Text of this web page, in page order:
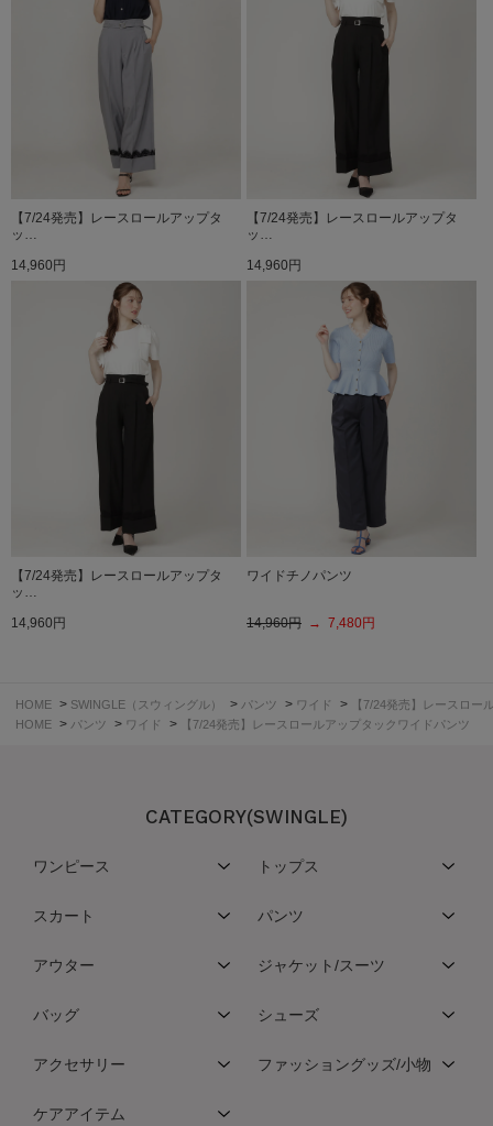
【7/24発売】レースロールアップタ
ッ…
14,960円
【7/24発売】レースロールアップタ
ッ…
14,960円
【7/24発売】レースロールアップタ
ッ…
14,960円
ワイドチノパンツ
14,960円 → 7,480円
HOME > SWINGLE（スウィングル） > パンツ > ワイド >
【7/24発売】レースロー
HOME > パンツ > ワイド > 【7/24発売】レースロールアップタックワイドパンツ
CATEGORY(SWINGLE)
ワンピース トップス
スカート パンツ
アウター ジャケット/スーツ
バッグ シューズ
アクセサリー ファッショングッズ/小物
ケアアイテム